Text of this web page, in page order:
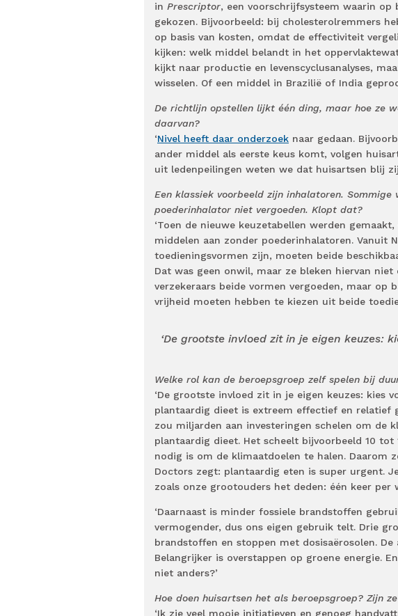
in Prescriptor, een voorschrijfsysteem waarin
gekozen. Bijvoorbeeld: bij cholesterolremmers
op basis van kosten, omdat de effectiviteit
kijken: welk middel belandt in het
kijkt naar productie en levenscyclusanalyses,
wisselen. Of een middel in Brazilië of India
De richtlijn opstellen lijkt één ding, maar hoe ze
daarvan?
‘Nivel heeft daar onderzoek naar gedaan.
ander middel als eerste keus komt, volgen
uit ledenpeilingen weten we dat huisartsen blij
Een klassiek voorbeeld zijn inhalatoren.
poederinhalator niet vergoeden. Klopt dat?
‘Toen de nieuwe keuzetabellen werden
middelen aan zonder poederinhalatoren. Vanuit
toedieningsvormen zijn, moeten beide
Dat was geen onwil, maar ze bleken hiervan
verzekeraars beide vormen vergoeden, maar op
vrijheid moeten hebben te kiezen uit beide
‘De grootste invloed zit in je eigen keuzes:
Welke rol kan de beroepsgroep zelf spelen bij
‘De grootste invloed zit in je eigen keuzes: kies
plantaardig dieet is extreem effectief en relatief
zou miljarden aan investeringen schelen om de
plantaardig dieet. Het scheelt bijvoorbeeld 10
nodig is om de klimaatdoelen te halen. Daarom
Doctors zegt: plantaardig eten is super urgent.
zoals onze grootouders het deden: één keer per
‘Daarnaast is minder fossiele brandstoffen
vermogender, dus ons eigen gebruik telt. Drie
brandstoffen en stoppen met dosisaërosolen.
Belangrijker is overstappen op groene energie.
niet anders?’
Hoe doen huisartsen het als beroepsgroep? Zijn
‘Ik zie veel mooie initiatieven en genoeg